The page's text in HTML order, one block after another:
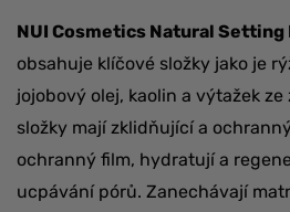
NUI Cosmetics Natural Setting
obsahuje klíčové složky jako je
jojobový olej, kaolin a výtažek ze
složky mají zklidňující a
ochranný film, hydratují a
ucpávání pórů. Zanechávají